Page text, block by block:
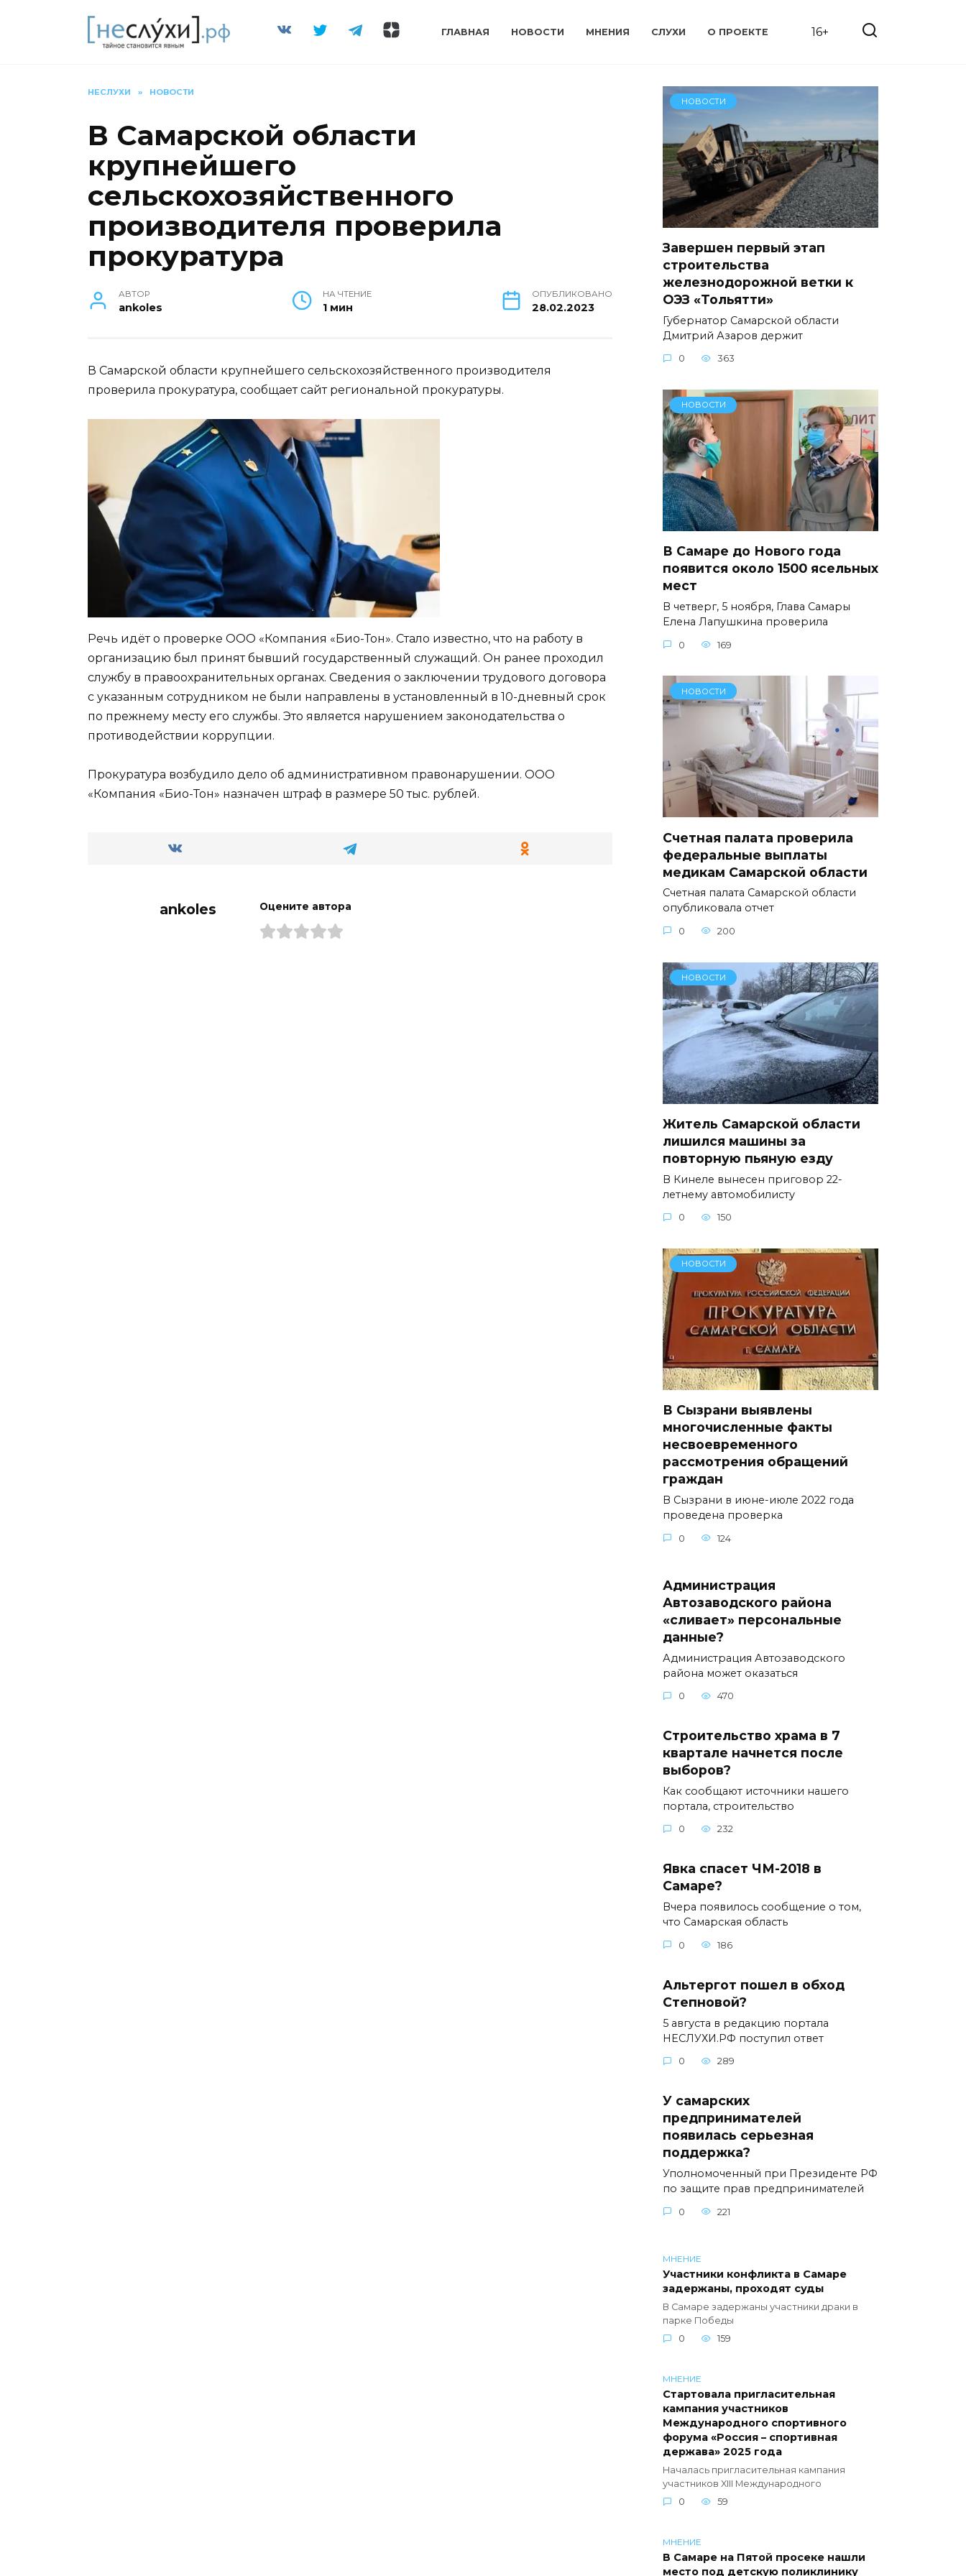
ГЛАВНАЯ НОВОСТИ МНЕНИЯ СЛУХИ О ПРОЕКТЕ 16+
НЕСЛУХИ » НОВОСТИ
В Самарской области
крупнейшего
сельскохозяйственного
производителя проверила
прокуратура
АВТОР
ankoles
НА ЧТЕНИЕ
1 мин
ОПУБЛИКОВАНО
28.02.2023
В Самарской области крупнейшего сельскохозяйственного производителя
проверила прокуратура, сообщает сайт региональной прокуратуры.
Речь идёт о проверке ООО «Компания «Био-Тон». Стало известно, что на работу в
организацию был принят бывший государственный служащий. Он ранее проходил
службу в правоохранительных органах. Сведения о заключении трудового договора
с указанным сотрудником не были направлены в установленный в 10-дневный срок
по прежнему месту его службы. Это является нарушением законодательства о
противодействии коррупции.
Прокуратура возбудило дело об административном правонарушении. ООО
«Компания «Био-Тон» назначен штраф в размере 50 тыс. рублей.
ankoles Оцените автора
НОВОСТИ
Завершен первый этап
строительства
железнодорожной ветки к
ОЭЗ «Тольятти»
Губернатор Самарской области
Дмитрий Азаров держит
0 363
НОВОСТИ
В Самаре до Нового года
появится около 1500 ясельных
мест
В четверг, 5 ноября, Глава Самары
Елена Лапушкина проверила
0 169
НОВОСТИ
Счетная палата проверила
федеральные выплаты
медикам Самарской области
Счетная палата Самарской области
опубликовала отчет
0 200
НОВОСТИ
Житель Самарской области
лишился машины за
повторную пьяную езду
В Кинеле вынесен приговор 22-
летнему автомобилисту
0 150
НОВОСТИ
В Сызрани выявлены
многочисленные факты
несвоевременного
рассмотрения обращений
граждан
В Сызрани в июне-июле 2022 года
проведена проверка
0 124
Администрация
Автозаводского района
«сливает» персональные
данные?
Администрация Автозаводского
района может оказаться
0 470
Строительство храма в 7
квартале начнется после
выборов?
Как сообщают источники нашего
портала, строительство
0 232
Явка спасет ЧМ-2018 в
Самаре?
Вчера появилось сообщение о том,
что Самарская область
0 186
Альтергот пошел в обход
Степновой?
5 августа в редакцию портала
НЕСЛУХИ.РФ поступил ответ
0 289
У самарских
предпринимателей
появилась серьезная
поддержка?
Уполномоченный при Президенте РФ
по защите прав предпринимателей
0 221
МНЕНИЕ
Участники конфликта в Самаре
задержаны, проходят суды
В Самаре задержаны участники драки в
парке Победы
0
159
МНЕНИЕ
Стартовала пригласительная
кампания участников
Международного спортивного
форума «Россия – спортивная
держава» 2025 года
Началась пригласительная кампания
участников XIII Международного
0
59
МНЕНИЕ
В Самаре на Пятой просеке нашли
место под детскую поликлинику